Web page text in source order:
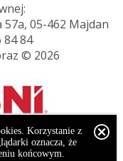
05-462 Majdan
84 84
© 2026
Korzystanie z
oznacza, że
końcowym.